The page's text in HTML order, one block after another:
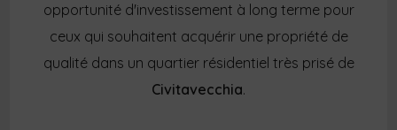
opportunité d'investissement à long terme pour
ceux qui souhaitent acquérir une propriété de
qualité dans un quartier résidentiel très prisé de
Civitavecchia.